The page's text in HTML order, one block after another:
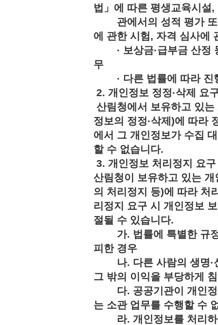
법」에 따른 평생교육시설
관에서의 성적 평가 또
에 관한 시험, 자격 심사에
· 보상금·급부금 산정
무
· 다른 법률에 따라 진
2. 개인정보 정정·삭제 요
산림청에서 보유하고 있
정보의 정정·삭제)에 따라
에서 그 개인정보가 수집
할 수 없습니다.
3. 개인정보 처리정지 요구
산림청이 보유하고 있는
의 처리정지 등)에 따라 처
리정지 요구 시 개인정보
절될 수 있습니다.
가. 법률에 특별한 규정
피한 경우
나. 다른 사람의 생명·
그 밖의 이익을 부당하게
다. 공공기관이 개인정
는 소관 업무를 수행할 수
라. 개인정보를 처리하